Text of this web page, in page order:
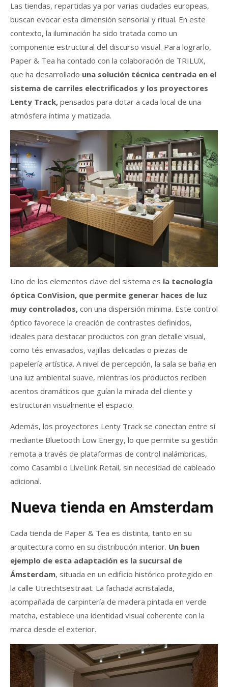
Las tiendas, repartidas ya por varias ciudades europeas,
buscan evocar esta dimensión sensorial y ritual. En este
contexto, la iluminación ha sido tratada como un
componente estructural del discurso visual. Para lograrlo,
Paper & Tea ha contado con la colaboración de TRILUX,
que ha desarrollado una solución técnica centrada en el
sistema de carriles electrificados y los proyectores
Lenty Track, pensados para dotar a cada local de una
atmósfera íntima y matizada.
Uno de los elementos clave del sistema es la tecnología
óptica ConVision, que permite generar haces de luz
muy controlados, con una dispersión mínima. Este control
óptico favorece la creación de contrastes definidos,
ideales para destacar productos con gran detalle visual,
como tés envasados, vajillas delicadas o piezas de
papelería artística. A nivel de percepción, la sala se baña en
una luz ambiental suave, mientras los productos reciben
acentos dramáticos que guían la mirada del cliente y
estructuran visualmente el espacio.
Además, los proyectores Lenty Track se conectan entre sí
mediante Bluetooth Low Energy, lo que permite su gestión
remota a través de plataformas de control inalámbricas,
como Casambi o LiveLink Retail, sin necesidad de cableado
adicional.
Nueva tienda en Amsterdam
Cada tienda de Paper & Tea es distinta, tanto en su
arquitectura como en su distribución interior. Un buen
ejemplo de esta adaptación es la sucursal de
Ámsterdam, situada en un edificio histórico protegido en
la calle Utrechtsestraat. La fachada acristalada,
acompañada de carpintería de madera pintada en verde
matcha, establece una identidad visual coherente con la
marca desde el exterior.